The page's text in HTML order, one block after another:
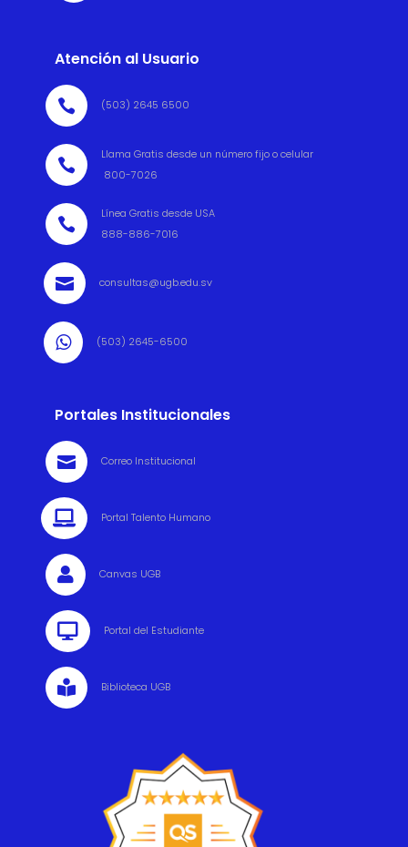
Atención al Usuario
 (503) 2645 6500

Llama Gratis desde un número fijo o celular
800-7026

Línea Gratis desde USA
888-886-7016
 consultas@ugb.edu.sv
 (503) 2645-6500
Portales Institucionales
 Correo Institucional
 Portal Talento Humano
 Canvas UGB
 Portal del Estudiante
 Biblioteca UGB